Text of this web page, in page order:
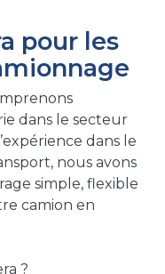
pour les
dans le secteur
dans le
nous avons
simple, flexible
camion en
?